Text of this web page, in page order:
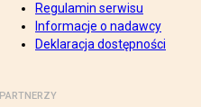
Regulamin serwisu
Informacje o nadawcy
Deklaracja dostępności
PARTNERZY